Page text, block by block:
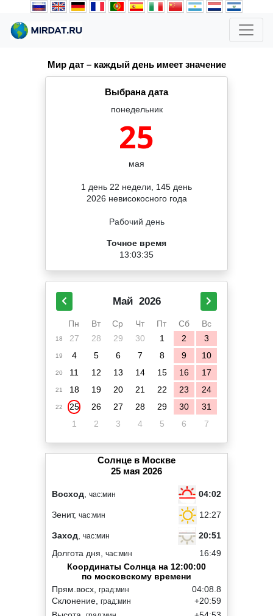
Мир дат – каждый день имеет значение
Выбрана дата
понедельник
25
мая
1 день 22 недели, 145 день
2026 невисокосного года
Рабочий день
Точное время
13:03:35
Май 2026
Пн Вт Ср Чт Пт Сб Вс
18 27 28 29 30 1 2 3
19 4 5 6 7 8 9 10
20 11 12 13 14 15 16 17
21 18 19 20 21 22 23 24
22 25 26 27 28 29 30
31
1
2 3 4 5 6 7
Солнце в Москве
25 мая 2026
Восход час:мин 04:02
Зенит, час:мин 12:27
Заход час:мин
20:51
Долгота дня, час:мин
16:49
Координаты Солнца на 12:00:00
по московскому времени
Прям.восх, град:мин
Склонение, град:мин
04:08.8
+20:59